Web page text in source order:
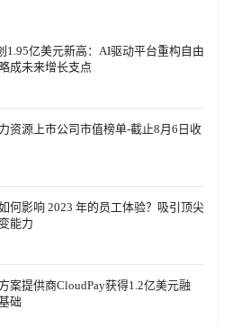
1.95亿美元新高：AI驱动平台重构自由
成未来增长支点
资源上市公司市值榜单-截止8月6日收
何影响 2023 年的员工体验？吸引顶尖
能力
案提供商CloudPay获得1.2亿美元融
础